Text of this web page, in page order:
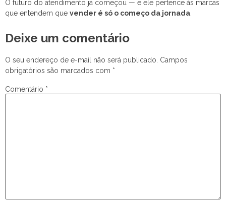
O futuro do atendimento já começou — e ele pertence às marcas
que entendem que vender é só o começo da jornada.
Deixe um comentário
O seu endereço de e-mail não será publicado. Campos
obrigatórios são marcados com *
Comentário *